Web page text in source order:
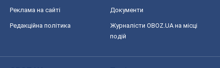
Реклама на сайті Документи
Редакційна політика
Журналісти OBOZ.UA на місці
подій